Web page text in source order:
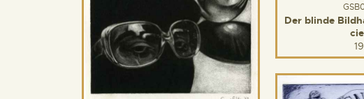
Der blinde